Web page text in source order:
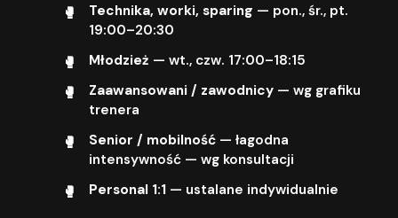
Technika, worki, sparing — pon., śr., pt.
19:00–20:30
Młodzież — wt., czw. 17:00–18:15
Zaawansowani / zawodnicy— wg grafiku
trenera
Senior / mobilność— łagodna
intensywność — wg konsultacji
Personal 1:1 — ustalane indywidualnie